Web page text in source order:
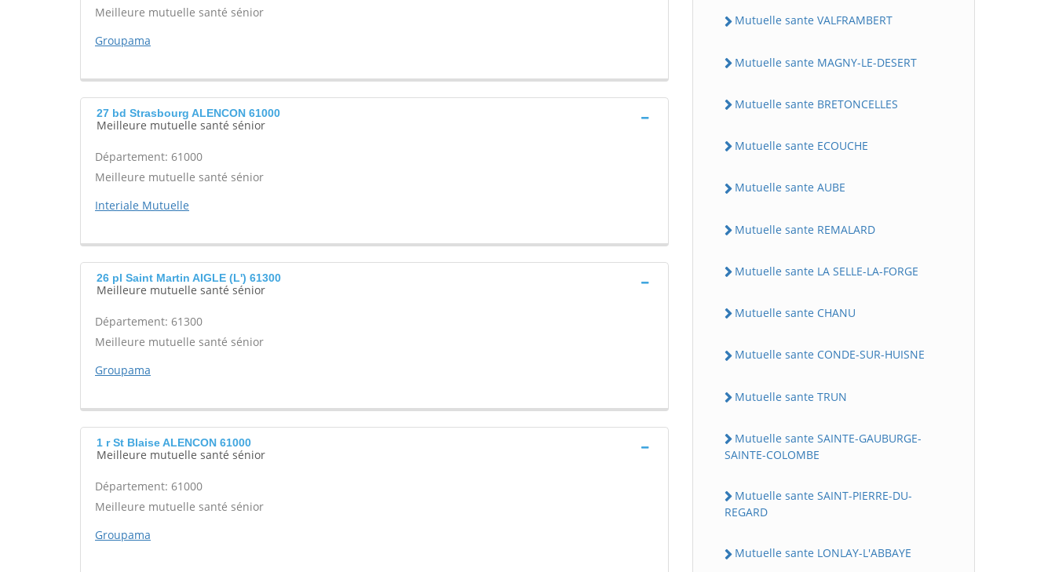
Meilleure mutuelle santé sénior
Groupama
27 bd Strasbourg ALENCON 61000
Meilleure mutuelle santé sénior
Département: 61000
Meilleure mutuelle santé sénior
Interiale Mutuelle
26 pl Saint Martin AIGLE (L') 61300
Meilleure mutuelle santé sénior
Département: 61300
Meilleure mutuelle santé sénior
Groupama
1 r St Blaise ALENCON 61000
Meilleure mutuelle santé sénior
Département: 61000
Meilleure mutuelle santé sénior
Groupama
Mutuelle sante VALFRAMBERT
Mutuelle sante MAGNY-LE-DESERT
Mutuelle sante BRETONCELLES
Mutuelle sante ECOUCHE
Mutuelle sante AUBE
Mutuelle sante REMALARD
Mutuelle sante LA SELLE-LA-FORGE
Mutuelle sante CHANU
Mutuelle sante CONDE-SUR-HUISNE
Mutuelle sante TRUN
Mutuelle sante SAINTE-GAUBURGE-
SAINTE-COLOMBE
Mutuelle sante SAINT-PIERRE-DU-
REGARD
Mutuelle sante LONLAY-L'ABBAYE